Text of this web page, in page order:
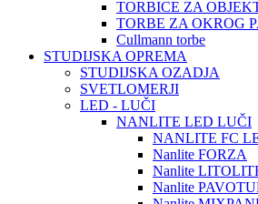
TORBICE ZA
TORBE ZA OKROG
Cullmann torbe
STUDIJSKA OPREMA
STUDIJSKA OZADJA
SVETLOMERJI
LED - LUČI
NANLITE LED LUČI
NANLITE FC
Nanlite FORZA
Nanlite
Nanlite